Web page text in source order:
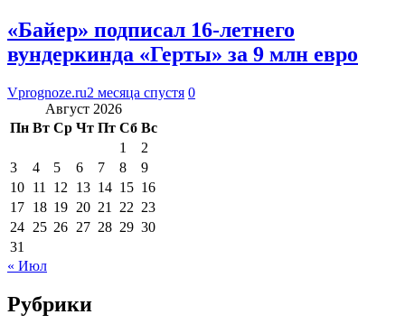
«Байер» подписал 16-летнего
вундеркинда «Герты» за 9 млн евро
Vprognoze.ru2 месяца спустя 0
Август 2026
Пн Вт Ср Чт Пт Сб Вс
1
2
3
4 5 6 7 8
9
10 11 12 13 14 15 16
17 18 19 20 21 22 23
24 25 26 27 28 29 30
31
« Июл
Рубрики